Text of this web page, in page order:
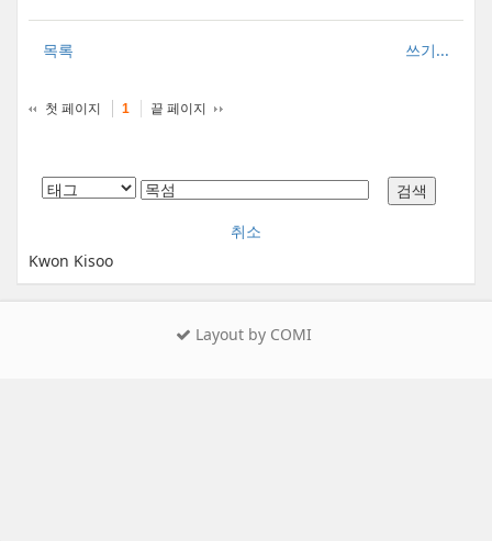
쓰기...
목록
첫 페이지 1 끝 페이지
취소
Kwon Kisoo
Layout by COMI